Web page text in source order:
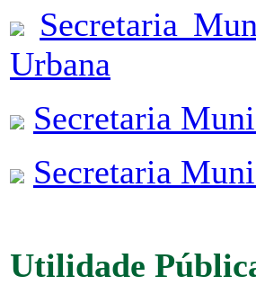
Secretaria
Urbana
Secretaria
Secretaria
Utilidade